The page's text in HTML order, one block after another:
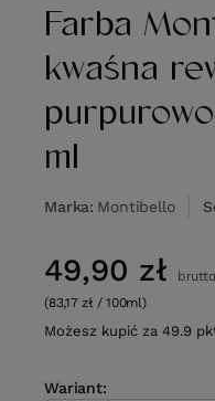
Farba
kwaśna
ml
Marka Montibello
Wariant
49,90 zł brutto
(83,17 zł / 100ml)
Możesz kupić za 49.9